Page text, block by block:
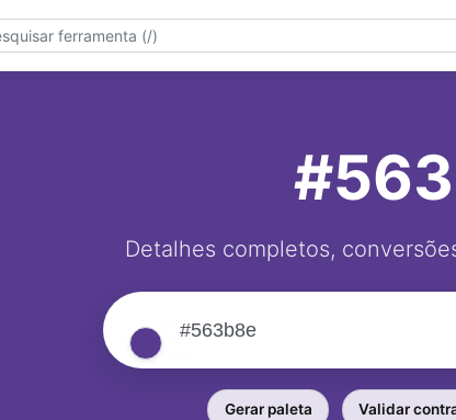
Detalhes completos,
Gerar paleta Validar